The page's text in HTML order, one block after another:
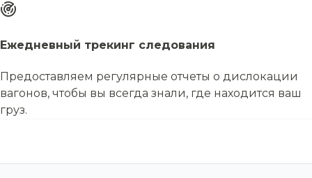
Ежедневный трекинг следования
Предоставляем регулярные отчеты о дислокации
вагонов, чтобы вы всегда знали, где находится ваш
груз.